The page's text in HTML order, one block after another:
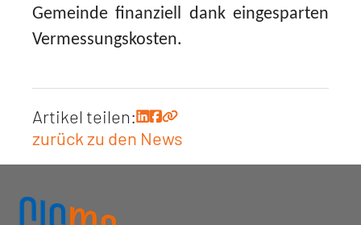
Gemeinde finanziell dank eingesparten
Vermessungskosten.
Artikel teilen:
zurück zu den News